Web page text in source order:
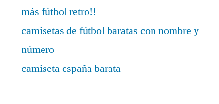
más fútbol retro!!
camisetas de fútbol baratas con nombre y
número
camiseta españa barata